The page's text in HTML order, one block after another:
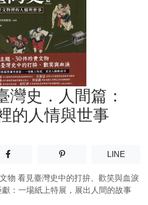
灣史．人間篇：
的人情與世事
分享至facebook(另開新視窗)
分享至噗浪(另開新視窗)
LINE(另開
物 看見臺灣史中的打拚、歡笑與血淚
：一場紙上特展，展出人間的故事